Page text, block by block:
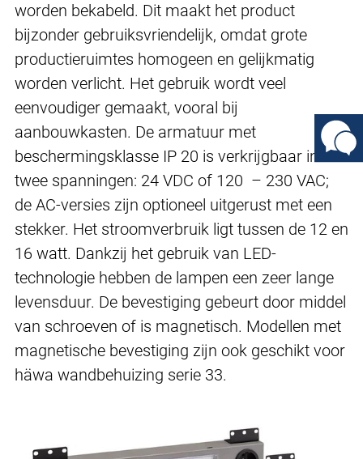
worden bekabeld. Dit maakt het product
bijzonder gebruiksvriendelijk, omdat grote
productieruimtes homogeen en gelijkmatig
worden verlicht. Het gebruik wordt veel
eenvoudiger gemaakt, vooral bij
aanbouwkasten. De armatuur met
beschermingsklasse IP 20 is verkrijgbaar in
twee spanningen: 24 VDC of 120 – 230 VAC;
de AC-versies zijn optioneel uitgerust met een
stekker. Het stroomverbruik ligt tussen de 12 en
16 watt. Dankzij het gebruik van LED-
technologie hebben de lampen een zeer lange
levensduur. De bevestiging gebeurt door middel
van schroeven of is magnetisch. Modellen met
magnetische bevestiging zijn ook geschikt voor
häwa wandbehuizing serie 33.